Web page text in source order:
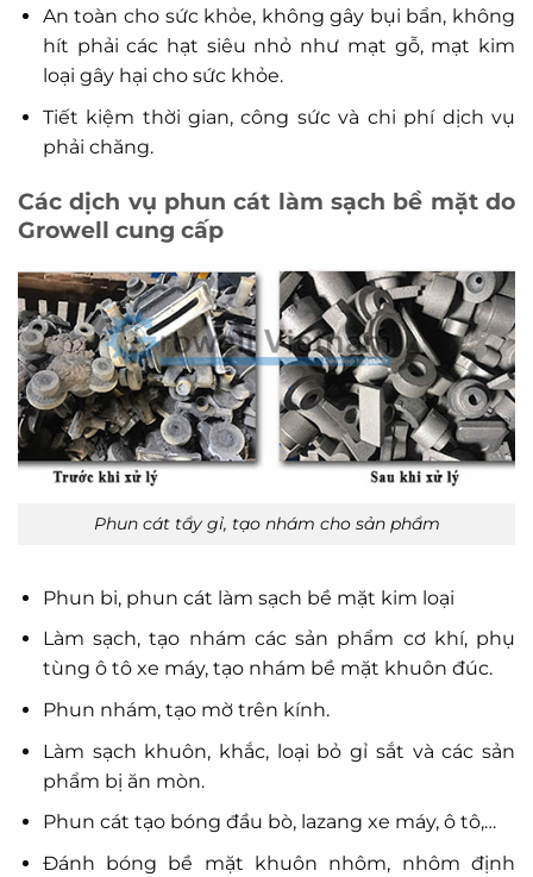
An toàn cho sức khỏe, không gây bụi bẩn, không
hít phải các hạt siêu nhỏ như mạt gỗ, mạt kim
loại gây hại cho sức khỏe.
Tiết kiệm thời gian, công sức và chi phí dịch vụ
phải chăng.
Các dịch vụ phun cát làm sạch bề mặt do
Growell cung cấp
Phun cát tẩy gỉ, tạo nhám cho sản phẩm
Phun bi, phun cát làm sạch bề mặt kim loại
Làm sạch, tạo nhám các sản phẩm cơ khí, phụ
tùng ô tô xe máy, tạo nhám bề mặt khuôn đúc.
Phun nhám, tạo mờ trên kính.
Làm sạch khuôn, khắc, loại bỏ gỉ sắt và các sản
phẩm bị ăn mòn.
Phun cát tạo bóng đầu bò, lazang xe máy, ô tô,…
Đánh bóng bề mặt khuôn nhôm, nhôm định